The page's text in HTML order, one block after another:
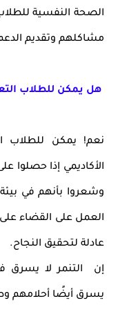
الصحة النفسية
مشاكلهم وتقديم
هل يمكن للطلاب
نعم! يمكن للطلاب
الأكاديمي إذا حصلوا
وشعروا بأنهم في
العمل على القضاء
عادلة لتحقيق النجاح.
إن التنمر لا يسرق
يسرق أيضًا أحلامهم